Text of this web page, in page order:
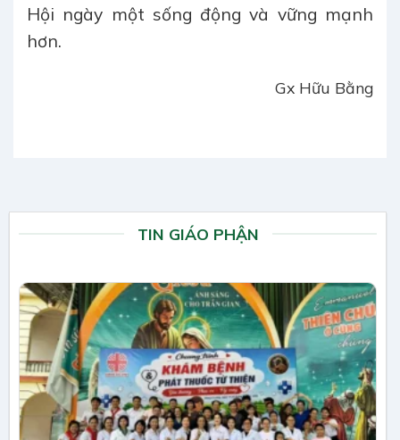
Hội ngày một sống động và vững mạnh
hơn.
Gx Hữu Bằng
TIN GIÁO PHẬN